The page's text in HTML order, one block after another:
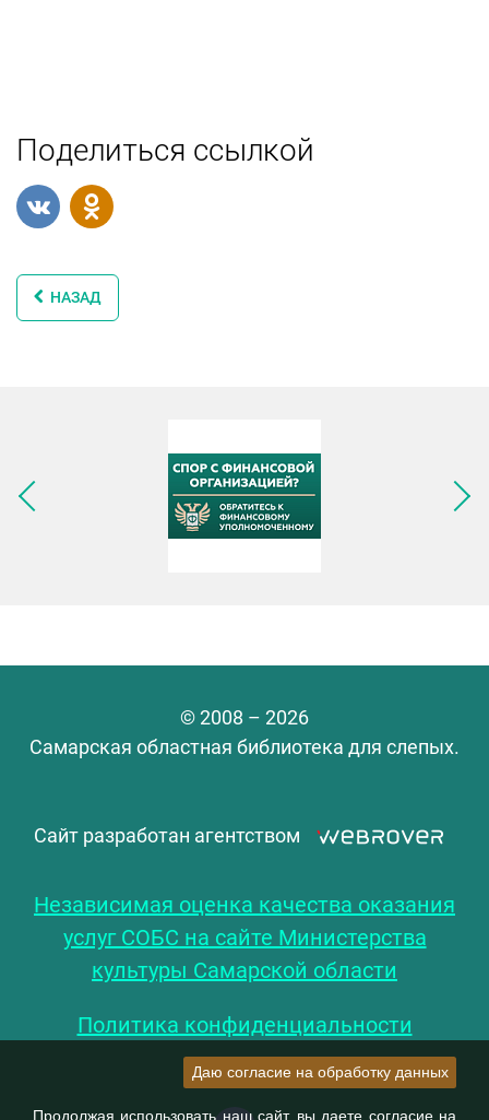
Поделиться ссылкой
НАЗАД
Следующее изображение
© 2008 – 2026
Самарская областная библиотека для слепых.
Сайт разработан агентством
Независимая оценка качества оказания
услуг СОБС на сайте Министерства
культуры Самарской области
Политика конфиденциальности
Даю согласие на обработку данных
Продолжая использовать наш сайт, вы даете согласие на